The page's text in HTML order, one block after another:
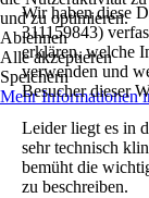
Wir haben diese
311159843)
erklären, welche
verwenden und
Besucher dieser
Leider liegt es in
sehr technisch
bemüht die
zu beschreiben.
und zu optimieren.
Ablehnen
Alle akzeptieren
Speichern
Mehr Informationen